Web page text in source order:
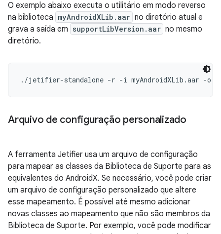
O exemplo abaixo executa o utilitário em modo reverso
na biblioteca myAndroidXLib.aar no diretório atual e
grava a saída em supportLibVersion.aar no mesmo
diretório.
Arquivo de configuração personalizado
A ferramenta Jetifier usa um arquivo de configuração
para mapear as classes da Biblioteca de Suporte para as
equivalentes do AndroidX. Se necessário, você pode criar
um arquivo de configuração personalizado que altere
esse mapeamento. É possível até mesmo adicionar
novas classes ao mapeamento que não são membros da
Biblioteca de Suporte. Por exemplo, você pode modificar